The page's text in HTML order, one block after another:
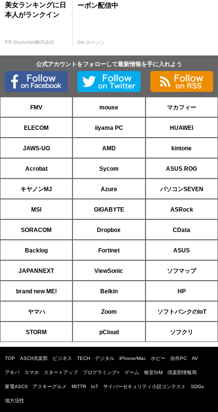
美女ランキングに日
本人がランクイン
PR Skyrocket株式会社
ーポン配信中
PR ローソン
公式アカウントをフォローして最新情報を手に入れよう
FMV mouse マカフィー
ELECOM iiyama PC HUAWEI
JAWS-UG AMD kintone
Acrobat Sycom ASUS ROG
キヤノンMJ Azure パソコンSEVEN
MSI GIGABYTE ASRock
SORACOM Dropbox CData
Backlog Fortinet ASUS
JAPANNEXT ViewSonic ソフマップ
brand new ME! Belkin HP
ヤマハ Zoom ソフトバンクのIoT
STORM pCloud ソフクリ
TOP ASCII倶楽部 ビジネス TECH デジタル iPhone/Mac ホビー 自作PC AV
アキバ スマホ スタートアップ プログラミング+ ゲーム 格安SIM 倶楽部情報局
家電ASCII アスキーグルメ MITTR IoT サイバーセキュリティ小説コンテスト SDGs
地方活性